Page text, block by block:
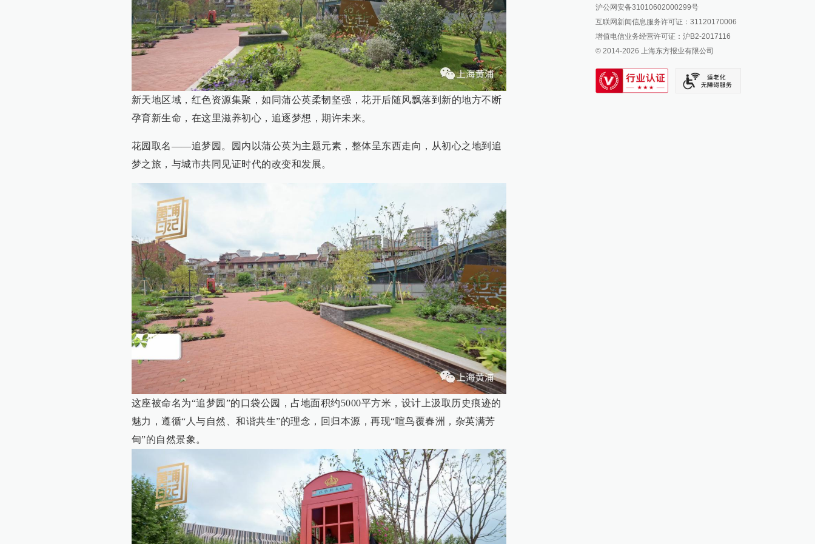
新天地区域，红色资源集聚，如同蒲公英柔韧坚强，花开后随风飘落到新的地方不断
孕育新生命，在这里滋养初心，追逐梦想，期许未来。
花园取名——追梦园。园内以蒲公英为主题元素，整体呈东西走向，从初心之地到追
梦之旅，与城市共同见证时代的改变和发展。
这座被命名为“追梦园”的口袋公园，占地面积约5000平方米，设计上汲取历史痕迹的
魅力，遵循“人与自然、和谐共生”的理念，回归本源，再现“喧鸟覆春洲，杂英满芳
甸”的自然景象。
澎湃新闻抖音号
派生万物开放平台
IP SHANGHAI
SIXTH TONE
沪公网安备31010602000299号
互联网新闻信息服务许可证：31120170006
增值电信业务经营许可证：沪B2-2017116
© 2014-2026 上海东方报业有限公司